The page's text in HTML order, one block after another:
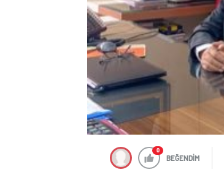
0
BEĞENDİM